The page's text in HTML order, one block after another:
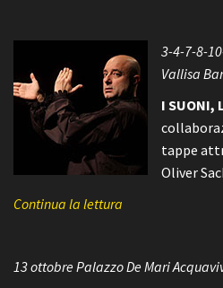
3-4-7-8-
Vallisa
I SUONI,
tappe
Oliver
Continua la lettura
13 ottobre Palazzo De Mari